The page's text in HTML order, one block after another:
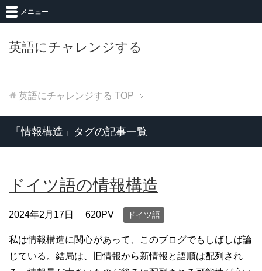
英語にチャレンジする
メニュー
英語にチャレンジする TOP
「情報構造」タグの記事一覧
ドイツ語の情報構造
2024年2月17日 620PV ドイツ語
私は情報構造に関心があって、このブログでもしばしば論
じている。結局は、旧情報から新情報と語順は配列され